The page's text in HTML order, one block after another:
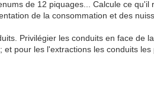
de 12 piquages... Calcule ce
de la consommation et des
Privilégier les conduits en face de
pour les l'extractions les conduits